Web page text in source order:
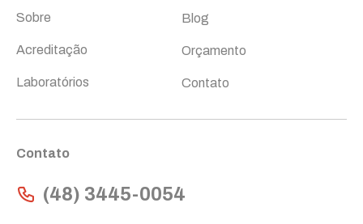
Sobre
Acreditação
Laboratórios
Blog
Orçamento
Contato
Contato
(48) 3445-0054